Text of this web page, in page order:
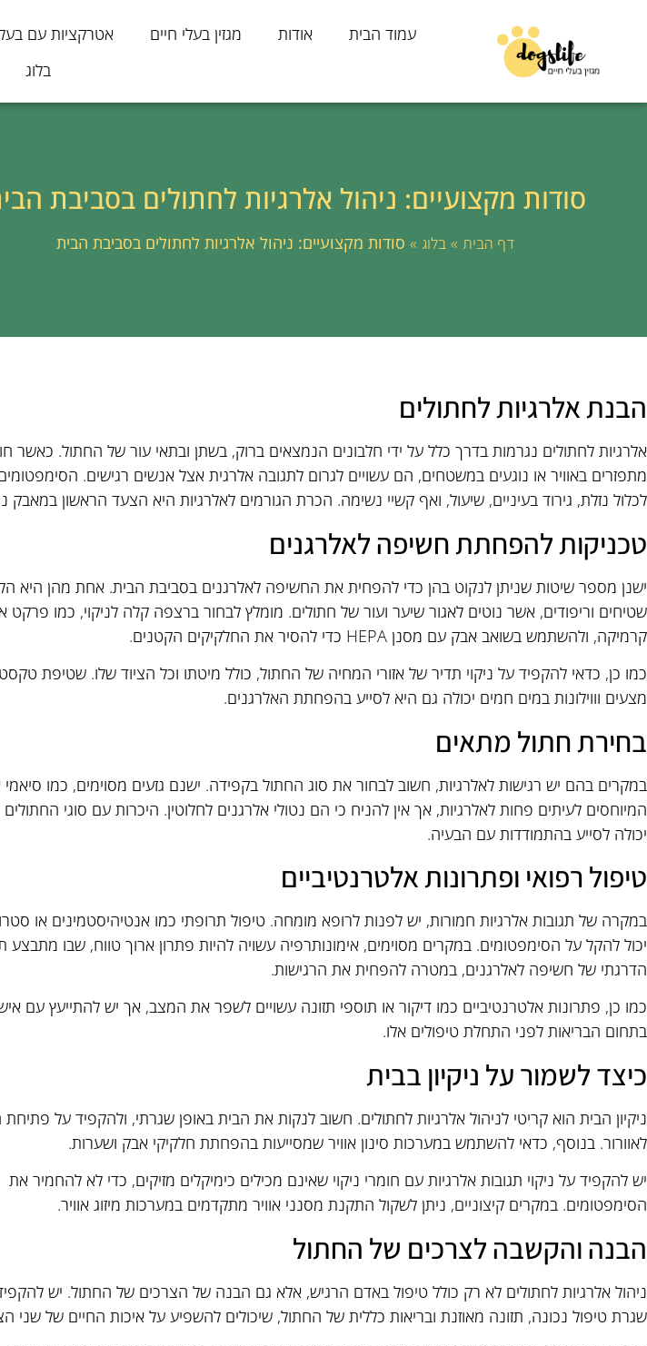
עמוד הבית אודות מגזין בעלי חיים אטרקציות עם
בלוג
סודות מקצועיים: ניהול אלרגיות לחתולים בסביבת
דף הבית » בלוג » סודות מקצועיים: ניהול אלרגיות לחתולים בסביבת הבית
הבנת אלרגיות לחתולים
אלרגיות לחתולים נגרמות בדרך כלל על ידי חלבונים הנמצאים ברוק, בשתן ובתאי עור של החתול. כאשר
מתפזרים באוויר או נוגעים במשטחים, הם עשויים לגרום לתגובה אלרגית אצל אנשים רגישים. הסימפטומים
לכלול נזלת, גירוד בעיניים, שיעול, ואף קשיי נשימה. הכרת הגורמים לאלרגיות היא הצעד הראשון במאבק
טכניקות להפחתת חשיפה לאלרגנים
ישנן מספר שיטות שניתן לנקוט בהן כדי להפחית את החשיפה לאלרגנים בסביבת הבית. אחת מהן היא
שטיחים וריפודים, אשר נוטים לאגור שיער ועור של חתולים. מומלץ לבחור ברצפה קלה לניקוי, כמו פרקט
קרמיקה, ולהשתמש בשואב אבק עם מסנן HEPA כדי להסיר את החלקיקים הקטנים.
כמו כן, כדאי להקפיד על ניקוי תדיר של אזורי המחיה של החתול, כולל מיטתו וכל הציוד שלו. שטיפת
מצעים וווילונות במים חמים יכולה גם היא לסייע בהפחתת האלרגנים.
בחירת חתול מתאים
במקרים בהם יש רגישות לאלרגיות, חשוב לבחור את סוג החתול בקפידה. ישנם גזעים מסוימים, כמו סיאמי
המיוחסים לעיתים פחות לאלרגיות, אך אין להניח כי הם נטולי אלרגנים לחלוטין. היכרות עם סוגי
יכולה לסייע בהתמודדות עם הבעיה.
טיפול רפואי ופתרונות אלטרנטיביים
במקרה של תגובות אלרגיות חמורות, יש לפנות לרופא מומחה. טיפול תרופתי כמו אנטיהיסטמינים או
יכול להקל על הסימפטומים. במקרים מסוימים, אימונותרפיה עשויה להיות פתרון ארוך טווח, שבו מתבצע
הדרגתי של חשיפה לאלרגנים, במטרה להפחית את הרגישות.
כמו כן, פתרונות אלטרנטיביים כמו דיקור או תוספי תזונה עשויים לשפר את המצב, אך יש להתייעץ עם
בתחום הבריאות לפני התחלת טיפולים אלו.
כיצד לשמור על ניקיון בבית
ניקיון הבית הוא קריטי לניהול אלרגיות לחתולים. חשוב לנקות את הבית באופן שגרתי, ולהקפיד על פתיחת
לאוורור. בנוסף, כדאי להשתמש במערכות סינון אוויר שמסייעות בהפחתת חלקיקי אבק ושערות.
יש להקפיד על ניקוי תגובות אלרגיות עם חומרי ניקוי שאינם מכילים כימיקלים מזיקים, כדי לא להחמיר את
הסימפטומים. במקרים קיצוניים, ניתן לשקול התקנת מסנני אוויר מתקדמים במערכות מיזוג אוויר.
הבנה והקשבה לצרכים של החתול
ניהול אלרגיות לחתולים לא רק כולל טיפול באדם הרגיש, אלא גם הבנה של הצרכים של החתול. יש
שגרת טיפול נכונה, תזונה מאוזנת ובריאות כללית של החתול, שיכולים להשפיע על איכות החיים של שני